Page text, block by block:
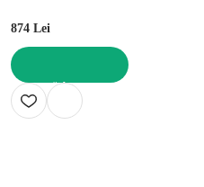
874 Lei
ADAUGĂ ÎN COȘ